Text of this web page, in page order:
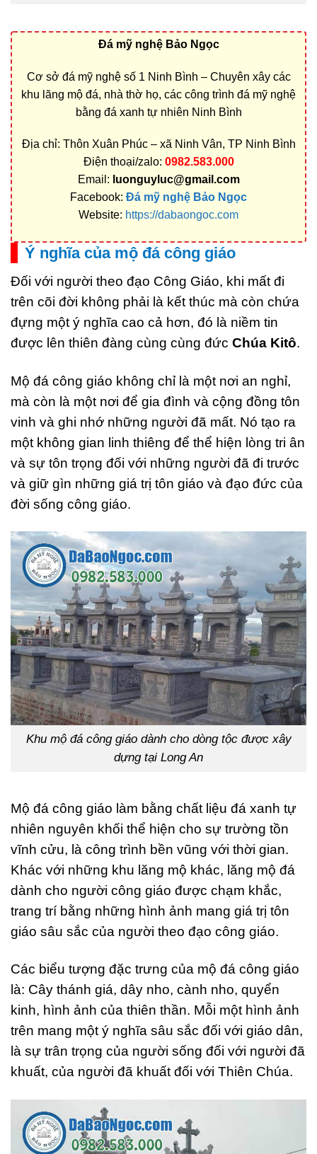
Đá mỹ nghệ Bảo Ngọc
Cơ sở đá mỹ nghệ số 1 Ninh Bình – Chuyên xây các
khu lăng mộ đá, nhà thờ họ, các công trình đá mỹ nghệ
bằng đá xanh tự nhiên Ninh Bình
Địa chỉ: Thôn Xuân Phúc – xã Ninh Vân, TP Ninh Bình
Điện thoại/zalo: 0982.583.000
Email: luonguyluc@gmail.com
Facebook: Đá mỹ nghệ Bảo Ngọc
Website: https://dabaongoc.com
Ý nghĩa của mộ đá công giáo
Đối với người theo đạo Công Giáo, khi mất đi
trên cõi đời không phải là kết thúc mà còn chứa
đựng một ý nghĩa cao cả hơn, đó là niềm tin
được lên thiên đàng cùng cùng đức Chúa Kitô.
Mộ đá công giáo không chỉ là một nơi an nghỉ,
mà còn là một nơi để gia đình và cộng đồng tôn
vinh và ghi nhớ những người đã mất. Nó tạo ra
một không gian linh thiêng để thể hiện lòng tri ân
và sự tôn trọng đối với những người đã đi trước
và giữ gìn những giá trị tôn giáo và đạo đức của
đời sống công giáo.
Khu mộ đá công giáo dành cho dòng tộc được xây
dựng tại Long An
Mộ đá công giáo làm bằng chất liệu đá xanh tự
nhiên nguyên khối thể hiện cho sự trường tồn
vĩnh cửu, là công trình bền vũng với thời gian.
Khác với những khu lăng mộ khác, lăng mộ đá
dành cho người công giáo được chạm khắc,
trang trí bằng những hình ảnh mang giá trị tôn
giáo sâu sắc của người theo đạo công giáo.
Các biểu tượng đặc trưng của mộ đá công giáo
là: Cây thánh giá, dây nho, cành nho, quyển
kinh, hình ảnh của thiên thần. Mỗi một hình ảnh
trên mang một ý nghĩa sâu sắc đối với giáo dân,
là sự trân trọng của người sống đối với người đã
khuất, của người đã khuất đối với Thiên Chúa.